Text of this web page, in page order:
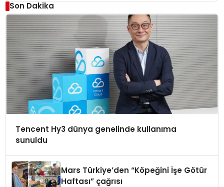
Son Dakika
Tencent Hy3 dünya genelinde kullanıma
sunuldu
Mars Türkiye’den “Köpeğini İşe Götür
Haftası” çağrısı